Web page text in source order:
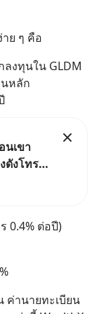
ย ๆ คือ
งทุนใน GLDM
นหลัก
นเขา
ดังโทร
ลมสินค้า
อจี้ หา
โกง”
0.4% ต่อปี)
ค่านายทะเบียน